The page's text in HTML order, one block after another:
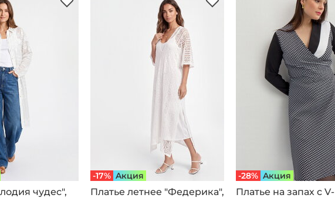
чудес",
-17% Aкция
Платье летнее "Федерика",
-28% Aкция
Платье на запах с V-